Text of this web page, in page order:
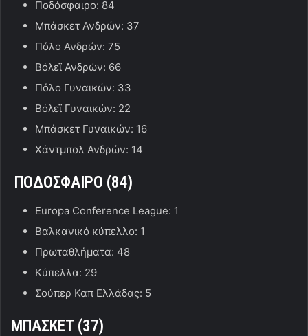
Ποδόσφαιρο: 84
Μπάσκετ Ανδρών: 37
Πόλο Ανδρών: 75
Βόλεϊ Ανδρών: 66
Πόλο Γυναικών: 33
Βόλεϊ Γυναικών: 22
Μπάσκετ Γυναικών: 16
Χάντμπολ Ανδρών: 14
ΠΟΔΟΣΦΑΙΡΟ (84)
Europa Conference League: 1
Βαλκανικό κύπελλο: 1
Πρωταθλήματα: 48
Κύπελλα: 29
Σούπερ Καπ Ελλάδας: 5
ΜΠΑΣΚΕΤ (37)